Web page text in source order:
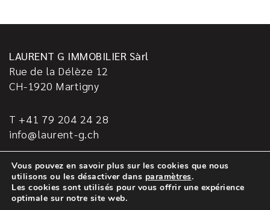
LAURENT G IMMOBILIER Sàrl
Rue de la Délèze 12
CH-1920 Martigny
T +41 79 204 24 28
info@laurent-g.ch
casasoft.ch© All rights reserved.
Vous pouvez en savoir plus sur les cookies que nous
utilisons ou les désactiver dans paramètres.
Les cookies sont utilisés pour vous offrir une expérience
optimale sur notre site web.